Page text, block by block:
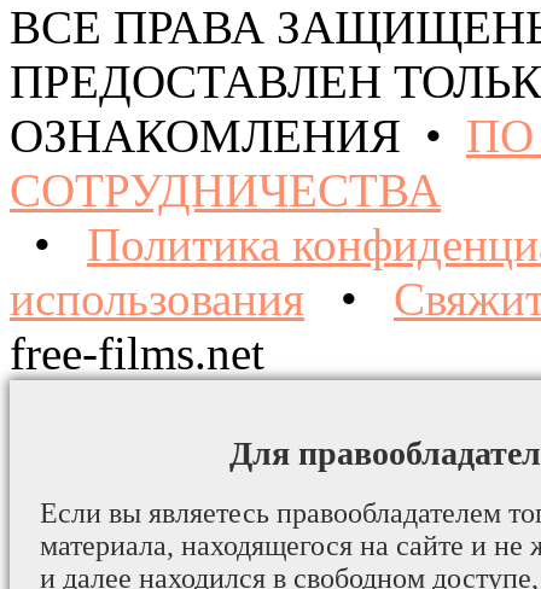
ВСЕ ПРАВА
ПРЕДОСТАВЛЕН
ОЗНАКОМЛЕНИЯ •
СОТРУДНИЧЕСТВА
• Политика
использования •
free-films.net
Для
Если вы являетесь правообладателем
материала, находящегося на сайте и не
и далее находился в свободном